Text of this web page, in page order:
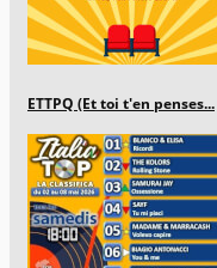
ETTPQ (Et toi t'en penses...